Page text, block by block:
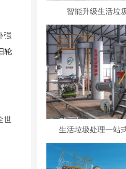
强
轮
世
智能升级生活垃
生活垃圾处理一站